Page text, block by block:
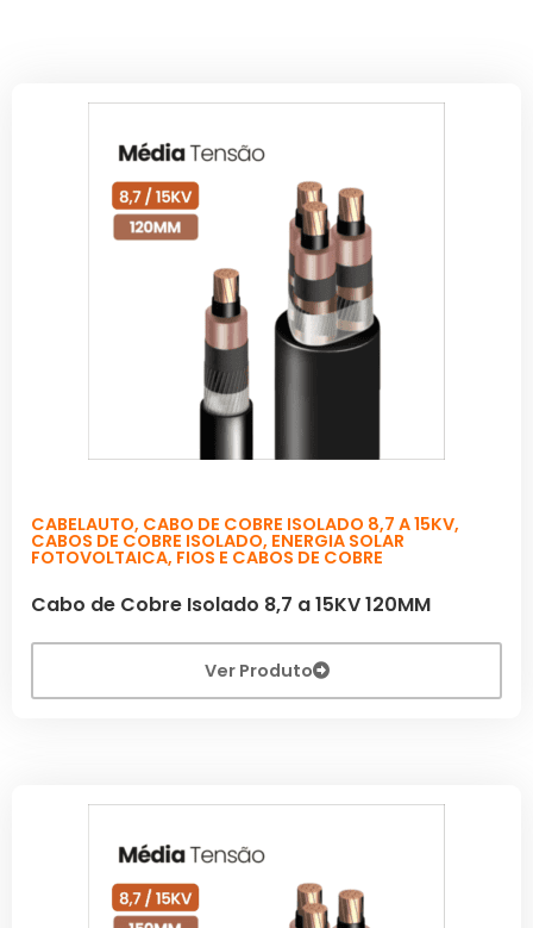
CABELAUTO, CABO DE COBRE ISOLADO 8,7 A 15KV,
CABOS DE COBRE ISOLADO, ENERGIA SOLAR
FOTOVOLTAICA, FIOS E CABOS DE COBRE
Cabo de Cobre Isolado 8,7 a 15KV 120MM
Ver Produto